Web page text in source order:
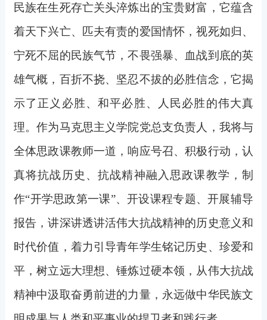
民族在生死存亡关头淬炼出的宝贵财富，它蕴含
着天下兴亡、匹夫有责的爱国情怀，视死如归、
宁死不屈的民族气节，不畏强暴、血战到底的英
雄气概，百折不挠、坚忍不拔的必胜信念，它揭
示了正义必胜、和平必胜、人民必胜的伟大真
理。作为马克思主义学院党总支负责人，我将与
全体思政课教师一道，响应号召、积极行动，认
真将抗战历史、抗战精神融入思政课教学，制
作“开学思政第一课”、开设课程专题、开展辅导
报告，讲深讲透讲活伟大抗战精神的历史意义和
时代价值，着力引导青年学生铭记历史、珍爱和
平，树立远大理想、锤炼过硬本领，从伟大抗战
精神中汲取奋勇前进的力量，永远做中华民族文